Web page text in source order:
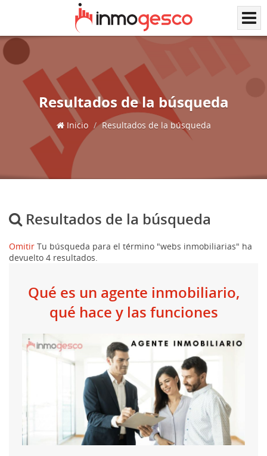
Resultados de la búsqueda
Inicio Resultados de la búsqueda
Resultados de la búsqueda
Omitir Tu búsqueda para el término "webs inmobiliarias" ha
devuelto 4 resultados.
Qué es un agente inmobiliario,
qué hace y las funciones